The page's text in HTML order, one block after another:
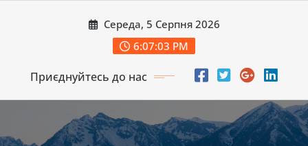
Середа, 5 Серпня 2026
6:07:05 PM
Приєднуйтесь до нас